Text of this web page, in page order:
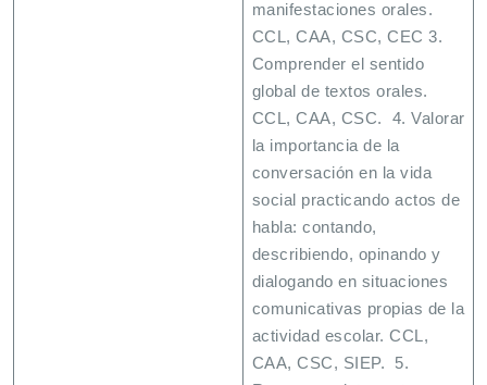
manifestaciones orales.
CCL, CAA, CSC, CEC 3.
Comprender el sentido
global de textos orales.
CCL, CAA, CSC. 4. Valorar
la importancia de la
conversación en la vida
social practicando actos de
habla: contando,
describiendo, opinando y
dialogando en situaciones
comunicativas propias de la
actividad escolar. CCL,
CAA, CSC, SIEP. 5.